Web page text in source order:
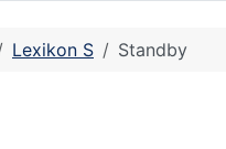
Lexikon S Standby